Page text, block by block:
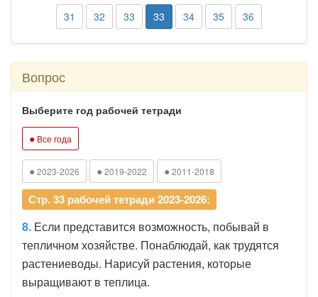
31 32 33 33 34 35 36
Вопрос
Выберите год рабочей тетради
● Все года
● 2023-2026 ● 2019-2022 ● 2011-2018
Стр. 33 рабочей тетради 2023-2026:
8. Если представится возможность, побывай в
тепличном хозяйстве. Понаблюдай, как трудятся
растениеводы. Нарисуй растения, которые
выращивают в теплица.